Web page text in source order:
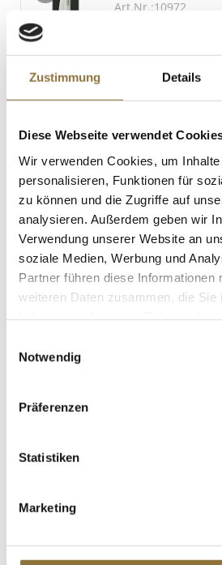
Zustimmung Details
Diese Webseite verwendet
Wir verwenden Cookies, um
personalisieren, Funktionen für
zu können und die Zugriffe auf
analysieren. Außerdem geben wir
Verwendung unserer Website an
soziale Medien, Werbung und
Partner führen diese Informationen
weiteren Daten zusammen, die Sie
Notwendig
Präferenzen
Statistiken
Marketing
KENNZEICHNUNGEN U.
Art.Nr.:10972
St.
Wok Pfanne -
mit Stiel, ohne Ohr,
Art.Nr.:20787
KENNZEICHNUNGEN U.